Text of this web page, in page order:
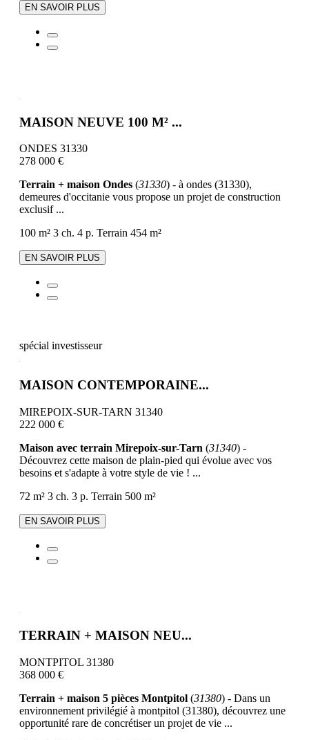
EN SAVOIR PLUS
MAISON NEUVE 100 M² ...
ONDES 31330
278 000 €
Terrain + maison Ondes (31330) - à ondes (31330),
demeures d'occitanie vous propose un projet de construction
exclusif ...
100 m² 3 ch. 4 p. Terrain 454 m²
EN SAVOIR PLUS
spécial investisseur
MAISON CONTEMPORAINE...
MIREPOIX-SUR-TARN 31340
222 000 €
Maison avec terrain Mirepoix-sur-Tarn (31340) -
Découvrez cette maison de plain-pied qui évolue avec vos
besoins et s'adapte à votre style de vie ! ...
72 m² 3 ch. 3 p. Terrain 500 m²
EN SAVOIR PLUS
TERRAIN + MAISON NEU...
MONTPITOL 31380
368 000 €
Terrain + maison 5 pièces Montpitol (31380) - Dans un
environnement privilégié à montpitol (31380), découvrez une
opportunité rare de concrétiser un projet de vie ...